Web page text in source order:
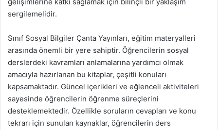
sergilemelidir.
Sınıf Sosyal Bilgiler Çanta Yayınları, eğitim materyalleri
arasında önemli bir yere sahiptir. Öğrencilerin sosyal
derslerdeki kavramları anlamalarına yardımcı olmak
amacıyla hazırlanan bu kitaplar, çeşitli konuları
kapsamaktadır. Güncel içerikleri ve eğlenceli aktiviteleri
sayesinde öğrencilerin öğrenme süreçlerini
desteklemektedir. Özellikle soruların cevapları ve konu
tekrarı için sunulan kaynaklar, öğrencilerin ders